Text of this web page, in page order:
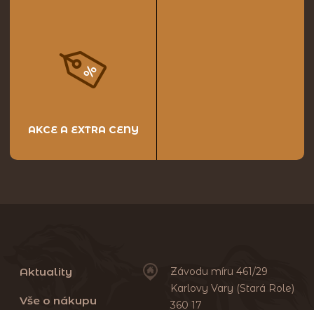
AKCE A EXTRA CENY
Aktuality
Vše o nákupu
Závodu míru 461/29
Karlovy Vary (Stará Role)
360 17